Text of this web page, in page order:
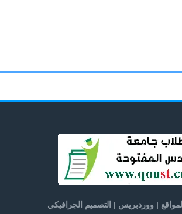
| ووردبريس | التصميم الجرافيكي